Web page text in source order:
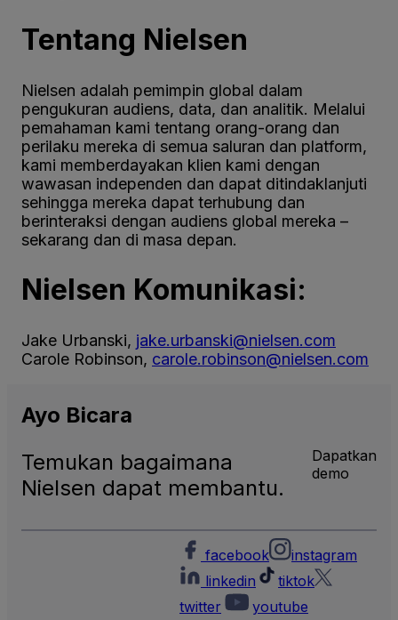
Tentang Nielsen
Nielsen adalah pemimpin global dalam
pengukuran audiens, data, dan analitik. Melalui
pemahaman kami tentang orang-orang dan
perilaku mereka di semua saluran dan platform,
kami memberdayakan klien kami dengan
wawasan independen dan dapat ditindaklanjuti
sehingga mereka dapat terhubung dan
berinteraksi dengan audiens global mereka –
sekarang dan di masa depan.
Nielsen Komunikasi:
Jake Urbanski, jake.urbanski@nielsen.com
Carole Robinson, carole.robinson@nielsen.com
Ayo Bicara
Temukan bagaimana
Nielsen dapat membantu.
Dapatkan
demo
facebook
instagram
linkedin
tiktok
twitter
youtube